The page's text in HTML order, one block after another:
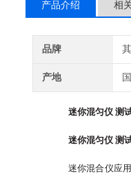
产品介绍 相
品牌
产地
迷你混匀仪 测
迷你混匀仪 测
迷你混合仪应